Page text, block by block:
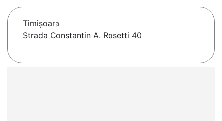
Timişoara
Strada Constantin A. Rosetti 40